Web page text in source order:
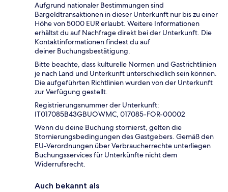
Aufgrund nationaler Bestimmungen sind
Bargeldtransaktionen in dieser Unterkunft nur bis zu einer
Höhe von 5000 EUR erlaubt. Weitere Informationen
erhältst du auf Nachfrage direkt bei der Unterkunft. Die
Kontaktinformationen findest du auf
deiner Buchungsbestätigung.
Bitte beachte, dass kulturelle Normen und Gastrichtlinien
je nach Land und Unterkunft unterschiedlich sein können.
Die aufgeführten Richtlinien wurden von der Unterkunft
zur Verfügung gestellt.
Registrierungsnummer der Unterkunft:
IT017085B43GBUOWMC, 017085-FOR-00002
Wenn du deine Buchung stornierst, gelten die
Stornierungsbedingungen des Gastgebers. Gemäß den
EU-Verordnungen über Verbraucherrechte unterliegen
Buchungsservices für Unterkünfte nicht dem
Widerrufsrecht.
Auch bekannt als